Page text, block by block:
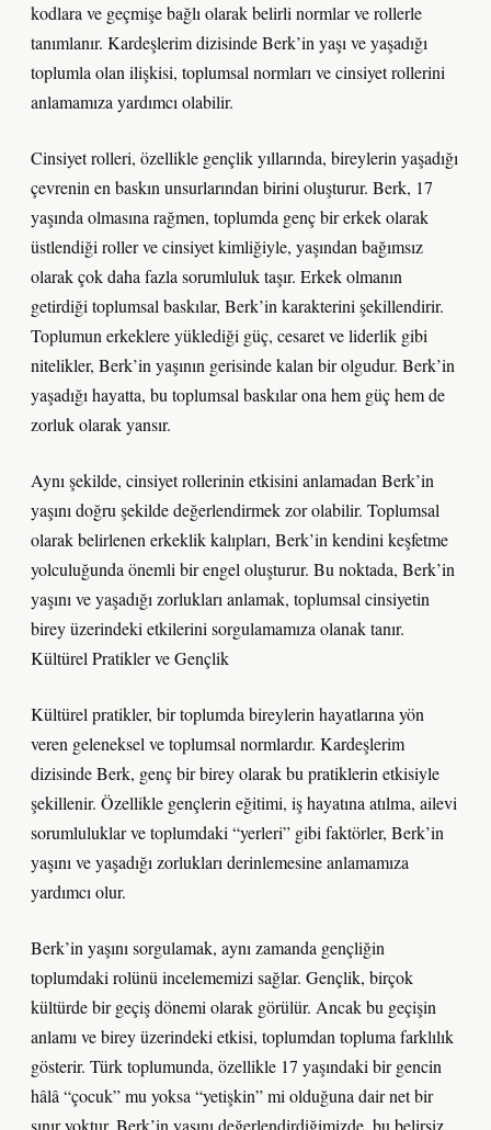
kodlara ve geçmişe bağlı olarak belirli normlar ve rollerle
tanımlanır. Kardeşlerim dizisinde Berk’in yaşı ve yaşadığı
toplumla olan ilişkisi, toplumsal normları ve cinsiyet rollerini
anlamamıza yardımcı olabilir.
Cinsiyet rolleri, özellikle gençlik yıllarında, bireylerin yaşadığı
çevrenin en baskın unsurlarından birini oluşturur. Berk, 17
yaşında olmasına rağmen, toplumda genç bir erkek olarak
üstlendiği roller ve cinsiyet kimliğiyle, yaşından bağımsız
olarak çok daha fazla sorumluluk taşır. Erkek olmanın
getirdiği toplumsal baskılar, Berk’in karakterini şekillendirir.
Toplumun erkeklere yüklediği güç, cesaret ve liderlik gibi
nitelikler, Berk’in yaşının gerisinde kalan bir olgudur. Berk’in
yaşadığı hayatta, bu toplumsal baskılar ona hem güç hem de
zorluk olarak yansır.
Aynı şekilde, cinsiyet rollerinin etkisini anlamadan Berk’in
yaşını doğru şekilde değerlendirmek zor olabilir. Toplumsal
olarak belirlenen erkeklik kalıpları, Berk’in kendini keşfetme
yolculuğunda önemli bir engel oluşturur. Bu noktada, Berk’in
yaşını ve yaşadığı zorlukları anlamak, toplumsal cinsiyetin
birey üzerindeki etkilerini sorgulamamıza olanak tanır.
Kültürel Pratikler ve Gençlik
Kültürel pratikler, bir toplumda bireylerin hayatlarına yön
veren geleneksel ve toplumsal normlardır. Kardeşlerim
dizisinde Berk, genç bir birey olarak bu pratiklerin etkisiyle
şekillenir. Özellikle gençlerin eğitimi, iş hayatına atılma, ailevi
sorumluluklar ve toplumdaki “yerleri” gibi faktörler, Berk’in
yaşını ve yaşadığı zorlukları derinlemesine anlamamıza
yardımcı olur.
Berk’in yaşını sorgulamak, aynı zamanda gençliğin
toplumdaki rolünü incelememizi sağlar. Gençlik, birçok
kültürde bir geçiş dönemi olarak görülür. Ancak bu geçişin
anlamı ve birey üzerindeki etkisi, toplumdan topluma farklılık
gösterir. Türk toplumunda, özellikle 17 yaşındaki bir gencin
hâlâ “çocuk” mu yoksa “yetişkin” mi olduğuna dair net bir
sınır yoktur. Berk’in yaşını değerlendirdiğimizde, bu belirsiz